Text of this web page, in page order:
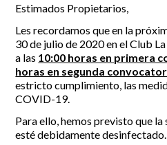
El reciclado de nuestros
Información sobre podas
Teléfonos de interés
Incidencias
Incidencias
App Gecor
Contactar
Historia de Sitio de
Estimados Propietarios,
Les recordamos que en la
30 de julio de 2020 en el Club
a las 10:00 horas en primera
horas en segunda
estricto cumplimiento, las
COVID-19.
Para ello, hemos previsto que
esté debidamente desinfectado.